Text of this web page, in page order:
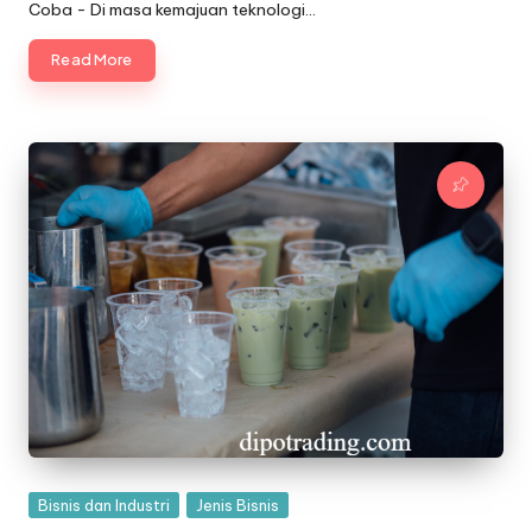
Coba - Di masa kemajuan teknologi…
Read More
Posted
Bisnis dan Industri Jenis Bisnis